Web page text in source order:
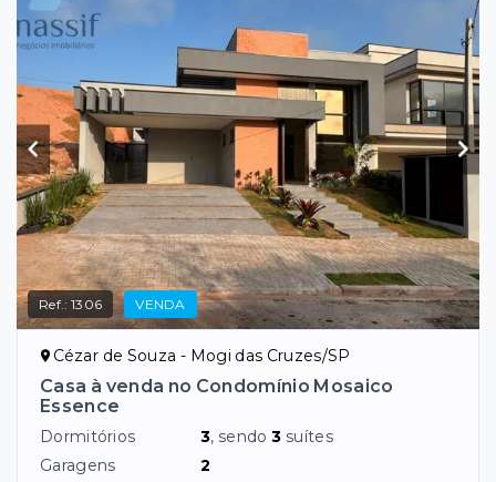
Ref.:1306 VENDA
Cézar de Souza - Mogi das Cruzes/SP
Casa à venda no Condomínio Mosaico
Essence
Dormitórios 3, sendo3 suítes
Garagens
2